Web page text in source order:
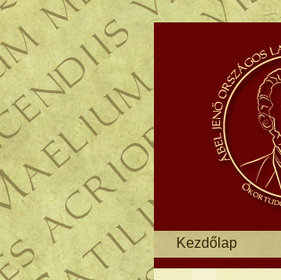
Kezdőlap